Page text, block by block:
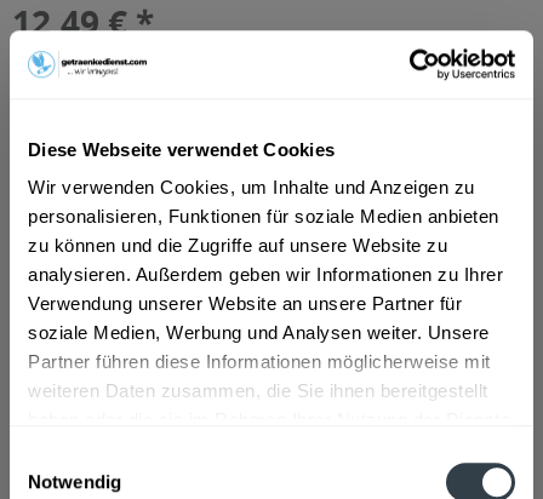
Diese Webseite verwendet Cookies
Wir verwenden Cookies, um Inhalte und Anzeigen zu
personalisieren, Funktionen für soziale Medien anbieten
zu können und die Zugriffe auf unsere Website zu
analysieren. Außerdem geben wir Informationen zu Ihrer
Verwendung unserer Website an unsere Partner für
soziale Medien, Werbung und Analysen weiter. Unsere
Partner führen diese Informationen möglicherweise mit
weiteren Daten zusammen, die Sie ihnen bereitgestellt
Notwendig
12,49 € *
Inhalt:
inkl. MwSt.ggf. zzgl. Erschwerniszuschlag
MEHRWEG
In den Warenkorb
Hinzugefügt
Artikel-Nr.: 15600
Beschreibung
DE-ÖKO-012mehr
Wasser, Zucker, Zitronen, Orangen, und Acerolasaft aus